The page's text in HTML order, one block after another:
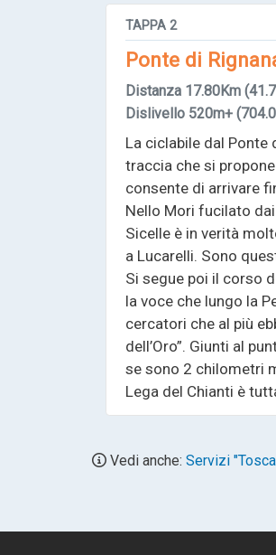
TAPPA 2
Ponte di
Distanza 17.80Km
Dislivello 520m+
La ciclabile dal Ponte
traccia che si
consente di arrivare
Nello Mori fucilato
Sicelle è in verità
a Lucarelli. Sono
Si segue poi il corso
la voce che lungo la
cercatori che al più
dell’Oro”. Giunti al
se sono 2 chilometri
Lega del Chianti è
Vedi anche: Servizi